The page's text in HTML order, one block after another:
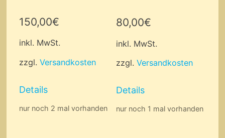
150,00€
inkl. MwSt.
zzgl. Versandkosten
Details
nur noch 2 mal vorhanden
80,00€
inkl. MwSt.
zzgl.Versandkosten
Details
nur noch 1 mal vorhanden